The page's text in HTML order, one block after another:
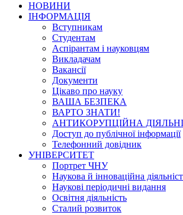
НОВИНИ
ІНФОРМАЦІЯ
Вступникам
Студентам
Аспірантам і науковцям
Викладачам
Вакансії
Документи
Цікаво про науку
ВАША БЕЗПЕКА
ВАРТО ЗНАТИ!
АНТИКОРУПЦІЙНА
Доступ до публічної інформації
Телефонний довідник
УНІВЕРСИТЕТ
Портрет ЧНУ
Наукова й інноваційна
Наукові періодичні видання
Освітня діяльність
Сталий розвиток